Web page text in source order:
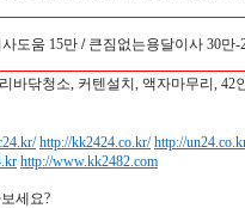
도움 15만 /큰짐없는용달이사 30만
바닦청소, 커텐설치, 액자마무리,
http://kk2424.co.kr/ http://
http://www.kk2482.com
세요?